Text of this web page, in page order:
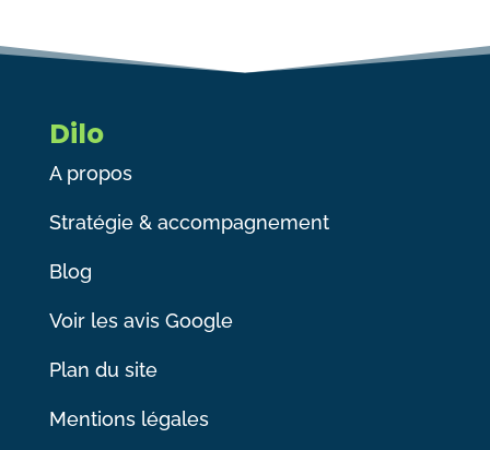
Dilo
A propos
Stratégie & accompagnement
Blog
Voir les avis Google
Plan du site
Mentions légales